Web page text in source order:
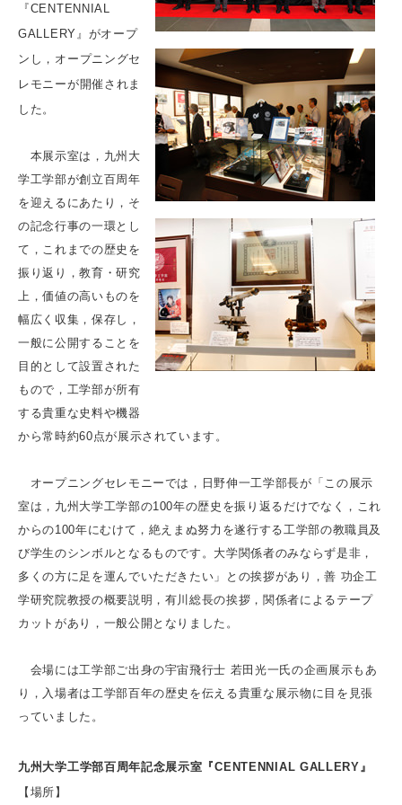
『CENTENNIAL
GALLERY』がオープ
ンし，オープニングセ
レモニーが開催されま
した。
本展示室は，九州大
学工学部が創立百周年
を迎えるにあたり，そ
の記念行事の一環とし
て，これまでの歴史を
振り返り，教育・研究
上，価値の高いものを
幅広く収集，保存し，
一般に公開することを
目的として設置された
もので，工学部が所有
する貴重な史料や機器
から常時約60点が展示されています。
オープニングセレモニーでは，日野伸一工学部長が「この展示
室は，九州大学工学部の100年の歴史を振り返るだけでなく，これ
からの100年にむけて，絶えまぬ努力を遂行する工学部の教職員及
び学生のシンボルとなるものです。大学関係者のみならず是非，
多くの方に足を運んでいただきたい」との挨拶があり，善 功企工
学研究院教授の概要説明，有川総長の挨拶，関係者によるテープ
カットがあり，一般公開となりました。
会場には工学部ご出身の宇宙飛行士 若田光一氏の企画展示もあ
り，入場者は工学部百年の歴史を伝える貴重な展示物に目を見張
っていました。
九州大学工学部百周年記念展示室『CENTENNIAL GALLERY』
【場所】